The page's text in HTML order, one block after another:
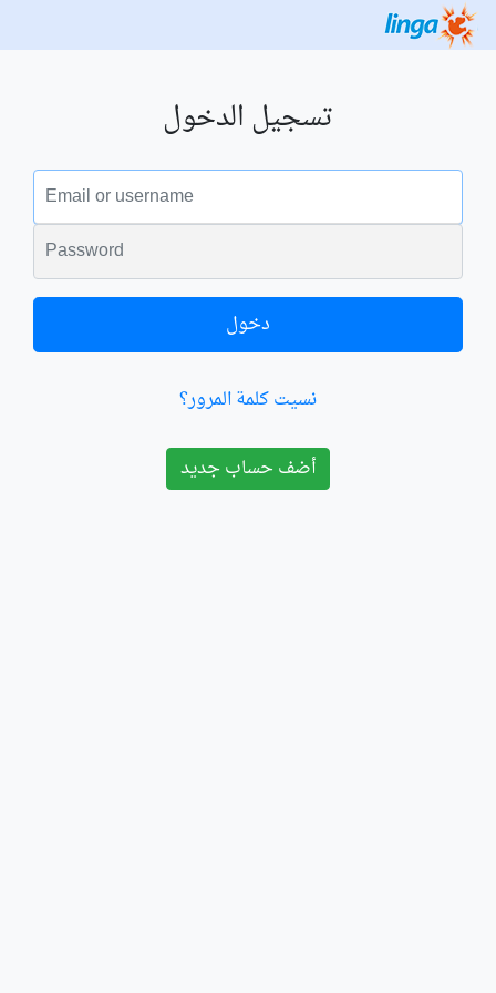
تسجيل الدخول
البريد الالكتروني
الكلمة السرية
دخول
نسيت كلمة المرور؟
أضف حساب جديد